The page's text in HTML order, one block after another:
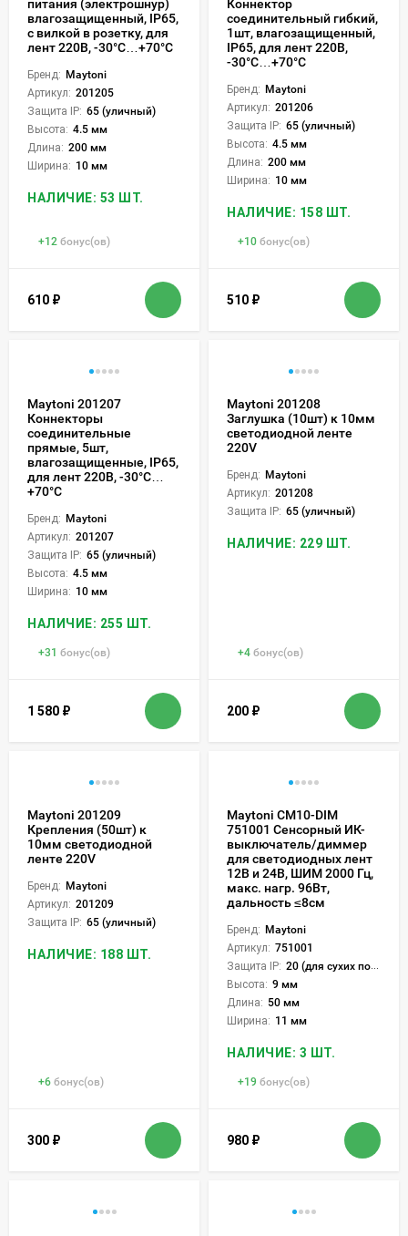
питания (электрошнур)
влагозащищенный, IP65,
с вилкой в розетку, для
лент 220В, -30°С…+70°С
Бренд: Maytoni
Артикул: 201205
Защита IP: 65 (уличный)
Высота: 4.5 мм
Длина: 200 мм
Ширина: 10 мм
НАЛИЧИЕ: 53 ШТ.
+12 бонус(ов)
610 ₽
Коннектор
соединительный гибкий,
1шт, влагозащищенный,
IP65, для лент 220В,
-30°С…+70°С
Бренд: Maytoni
Артикул: 201206
Защита IP: 65 (уличный)
Высота: 4.5 мм
Длина: 200 мм
Ширина: 10 мм
НАЛИЧИЕ: 158 ШТ.
+10 бонус(ов)
510 ₽
Maytoni 201207
Коннекторы
соединительные
прямые, 5шт,
влагозащищенные, IP65,
для лент 220В, -30°С…
+70°С
Бренд: Maytoni
Артикул: 201207
Защита IP: 65 (уличный)
Высота: 4.5 мм
Ширина: 10 мм
НАЛИЧИЕ: 255 ШТ.
+31 бонус(ов)
1 580 ₽
Maytoni 201208
Заглушка (10шт) к 10мм
светодиодной ленте
220V
Бренд: Maytoni
Артикул: 201208
Защита IP: 65 (уличный)
НАЛИЧИЕ: 229 ШТ.
+4 бонус(ов)
200 ₽
Maytoni 201209
Крепления (50шт) к
10мм светодиодной
ленте 220V
Бренд: Maytoni
Артикул: 201209
Защита IP: 65 (уличный)
НАЛИЧИЕ: 188 ШТ.
+6 бонус(ов)
300 ₽
Maytoni CM10-DIM
751001 Сенсорный ИК-
выключатель/диммер
для светодиодных лент
12В и 24В, ШИМ 2000 Гц,
макс. нагр. 96Вт,
дальность ≤8см
Бренд: Maytoni
Артикул: 751001
Защита IP: 20 (для сухих пом.)
Высота: 9 мм
Длина: 50 мм
Ширина: 11 мм
НАЛИЧИЕ: 3 ШТ.
+19 бонус(ов)
980 ₽